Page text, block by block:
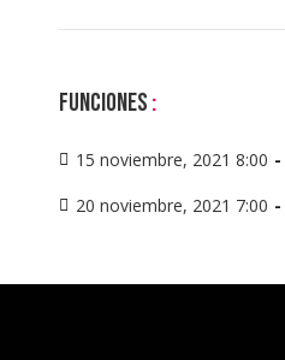
Funciones :
15 noviembre, 2021 8:00 -
20 noviembre, 2021 7:00 -